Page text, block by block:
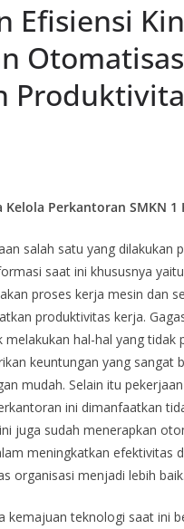
Efisiensi
Perkantoran SMKN 1
salah satu yang dilakukan
saat ini khususnya
proses kerja mesin dan
produktivitas kerja.
hal-hal yang
keuntungan yang sangat
mudah. Selain itu
ini dimanfaatkan
juga sudah menerapkan
meningkatkan efektivitas
organisasi menjadi lebih baik.
kemajuan teknologi saat ini